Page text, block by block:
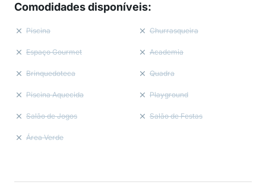
Comodidades disponíveis:
Piscina Churrasqueira
Espaço Gourmet Academia
Brinquedoteca Quadra
Piscina Aquecida Playground
Salão de Jogos Salão de Festas
Área Verde